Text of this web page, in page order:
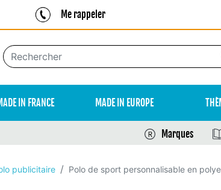
Me rappeler
IN FRANCE MADE IN EUROPE
Marques
publicitaire Polo de sport personnalisable en